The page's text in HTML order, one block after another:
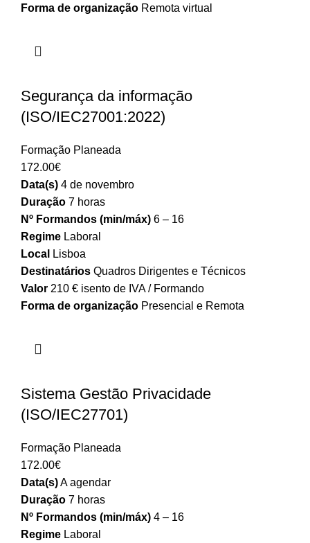
Forma de organização Remota virtual
Segurança da informação
(ISO/IEC27001:2022)
Formação Planeada
172.00€
Data(s) 4 de novembro
Duração 7 horas
Nº Formandos (min/máx) 6 – 16
Regime Laboral
Local
Lisboa
Destinatários Quadros Dirigentes e Técnicos
Valor 210 € isento de IVA / Formando
Forma de organização Presencial e Remota
Sistema Gestão Privacidade
(ISO/IEC27701)
Formação Planeada
172.00€
Data(s)A agendar
Duração 7 horas
Nº Formandos (min/máx) 4 – 16
Regime Laboral